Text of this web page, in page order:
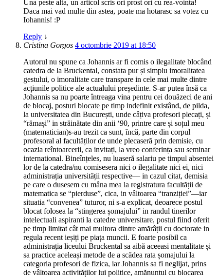
Una peste alta, un articol scris ori prost ori cu rea-vointa!
Daca mai vad multe din astea, poate ma hotarasc sa votez cu
Iohannis! :P
Reply ↓
Cristina Gorgos 4 octombrie 2019 at 18:50
Autorul nu spune ca Johannis ar fi comis o ilegalitate blocând
catedra de la Bruckental, constata pur și simplu imoralitatea
gestului, o imoralitate care transpare in cele mai multe dintre
acțiunile politice ale actualului președinte. S-ar putea însă ca
Johannis sa nu poarte întreaga vina pentru cei douăzeci de ani
de blocaj, posturi blocate pe timp indefinit existând, de pilda,
la universitatea din București, unde câțiva profesori plecați, și
“rămași” in străinătate din anii ‘90, printre care și soțul meu
(matematician)s-au trezit ca sunt, încă, parte din corpul
profesoral al facultăților de unde plecaseră prin demisie, cu
ocazia reîntoarcerii, ca invitați, la vreo conferința sau seminar
international. Bineînțeles, nu luaseră salariu pe timpul absentei
lor de la catedra/nu comisesera nici o ilegalitate nici ei, nici
administrația universității respective— in cazul citat, demisia
pe care o dusesem cu mâna mea la registratura facultății de
matematica se “pierduse”, cica, in vâltoarea “tranziției”—iar
situatia “convenea” tuturor, ni s-a explicat, deoarece postul
blocat folosea la “stingerea șomajului” in randul tinerilor
intelectuali aspiranti la catedre universitare, postul fiind oferit
pe timp limitat cât mai multora dintre amărâții cu doctorate in
regula recent ieșiți pe piața muncii. E foarte posibil ca
administrația liceului Bruckental sa aibă aceeasi mentalitate și
sa practice aceleași metode de a scădea rata șomajului la
categoria profesori de fizica, iar Johannis sa fi neglijat, prins
de vâltoarea activităților lui politice, amănuntul cu blocarea